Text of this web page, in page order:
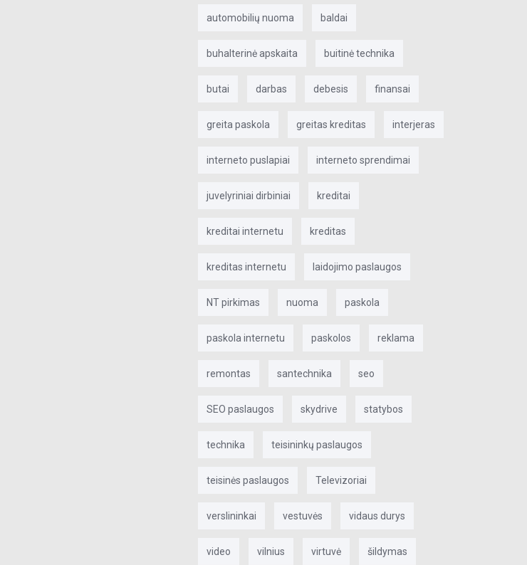
automobilių nuoma baldai
buhalterinė apskaita buitinė technika
butai darbas debesis finansai
greita paskola greitas kreditas interjeras
interneto puslapiai interneto sprendimai
juvelyriniai dirbiniai kreditai
kreditai internetu kreditas
kreditas internetu laidojimo paslaugos
NT pirkimas nuoma paskola
paskola internetu paskolos reklama
remontas santechnika seo
SEO paslaugos skydrive statybos
technika teisininkų paslaugos
teisinės paslaugos Televizoriai
verslininkai vestuvės vidaus durys
video vilnius virtuvė šildymas